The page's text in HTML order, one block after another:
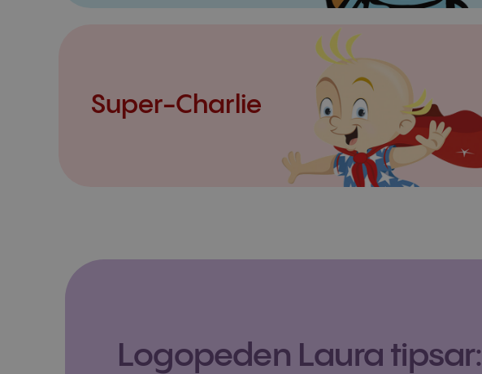
Super-Charlie
Logopeden Laura tipsar: